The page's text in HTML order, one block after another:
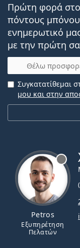
Πρώτη φορά
πόντους
ενημερωτικό
με την πρώτη
Email
Συγκατατίθεμαι
μου και στην
Petros
Εξυπηρέτηση
Πελατών